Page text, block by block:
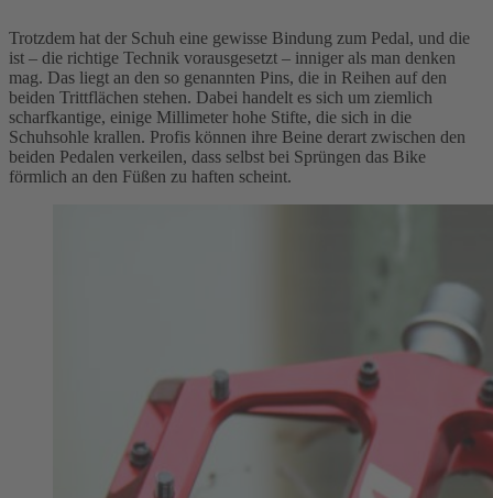
Trotzdem hat der Schuh eine gewisse Bindung zum Pedal, und die
ist – die richtige Technik vorausgesetzt – inniger als man denken
mag. Das liegt an den so genannten Pins, die in Reihen auf den
beiden Trittflächen stehen. Dabei handelt es sich um ziemlich
scharfkantige, einige Millimeter hohe Stifte, die sich in die
Schuhsohle krallen. Profis können ihre Beine derart zwischen den
beiden Pedalen verkeilen, dass selbst bei Sprüngen das Bike
förmlich an den Füßen zu haften scheint.